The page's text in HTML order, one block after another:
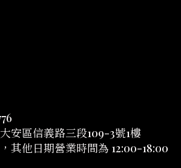
安區信義路三段109-3號1樓
其他日期營業時間為 12:00-18:00